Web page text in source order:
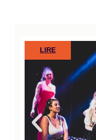
LIRE